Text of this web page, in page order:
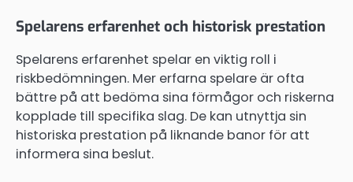
Spelarens erfarenhet och historisk prestation
Spelarens erfarenhet spelar en viktig roll i
riskbedömningen. Mer erfarna spelare är ofta
bättre på att bedöma sina förmågor och riskerna
kopplade till specifika slag. De kan utnyttja sin
historiska prestation på liknande banor för att
informera sina beslut.